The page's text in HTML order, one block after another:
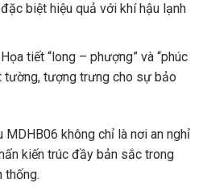
biệt hiệu quả với khí hậu lạnh
tiết “long – phượng” và “phúc
tường, tượng trưng cho sự bảo
không chỉ là nơi an nghỉ
kiến trúc đầy bản sắc trong
thống.